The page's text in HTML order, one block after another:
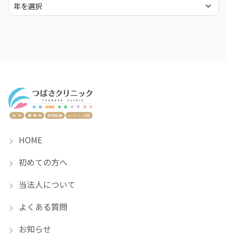
HOME
初めての方へ
当法人について
よくある質問
お知らせ